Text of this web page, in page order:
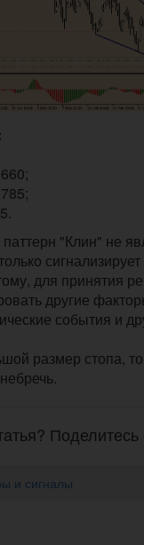
"Клин" не
для принятия
другие
события и
размер стопа,
и сигналы